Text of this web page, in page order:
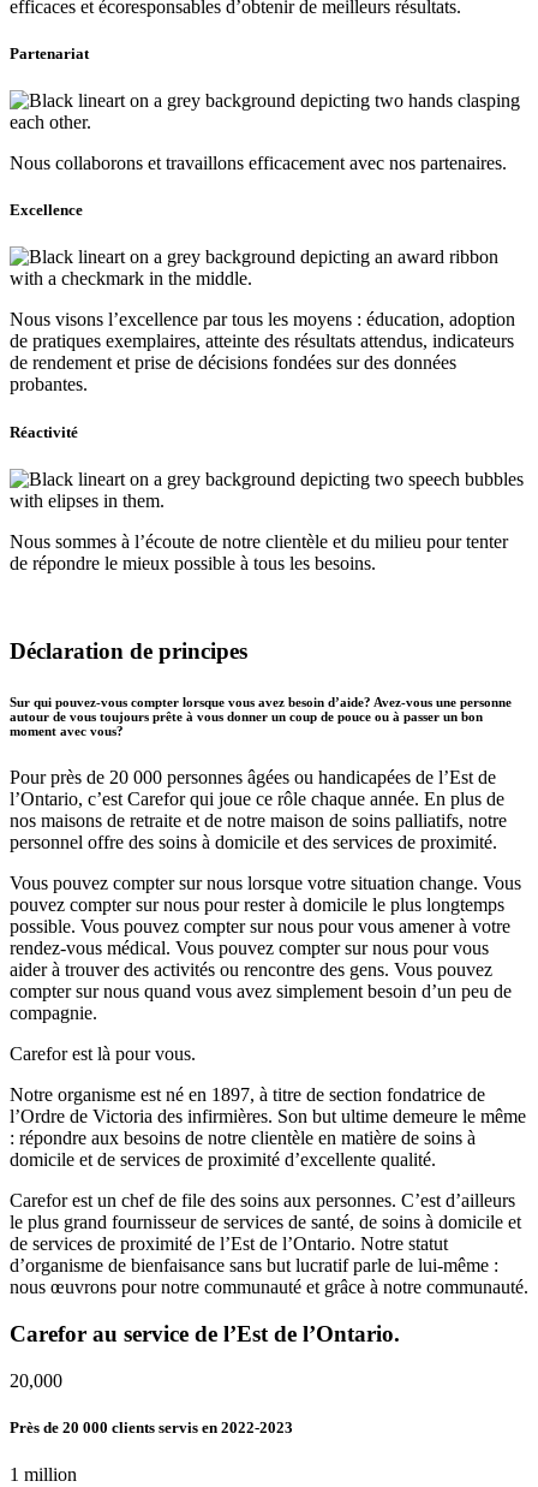
efficaces et écoresponsables d’obtenir de meilleurs résultats.
Partenariat
Nous collaborons et travaillons efficacement avec nos partenaires.
Excellence
Nous visons l’excellence par tous les moyens : éducation, adoption
de pratiques exemplaires, atteinte des résultats attendus, indicateurs
de rendement et prise de décisions fondées sur des données
probantes.
Réactivité
Nous sommes à l’écoute de notre clientèle et du milieu pour tenter
de répondre le mieux possible à tous les besoins.
Déclaration de principes
Sur qui pouvez-vous compter lorsque vous avez besoin d’aide? Avez-vous une personne
autour de vous toujours prête à vous donner un coup de pouce ou à passer un bon
moment avec vous?
Pour près de 20 000 personnes âgées ou handicapées de l’Est de
l’Ontario, c’est Carefor qui joue ce rôle chaque année. En plus de
nos maisons de retraite et de notre maison de soins palliatifs, notre
personnel offre des soins à domicile et des services de proximité.
Vous pouvez compter sur nous lorsque votre situation change. Vous
pouvez compter sur nous pour rester à domicile le plus longtemps
possible. Vous pouvez compter sur nous pour vous amener à votre
rendez-vous médical. Vous pouvez compter sur nous pour vous
aider à trouver des activités ou rencontre des gens. Vous pouvez
compter sur nous quand vous avez simplement besoin d’un peu de
compagnie.
Carefor est là pour vous.
Notre organisme est né en 1897, à titre de section fondatrice de
l’Ordre de Victoria des infirmières. Son but ultime demeure le même
: répondre aux besoins de notre clientèle en matière de soins à
domicile et de services de proximité d’excellente qualité.
Carefor est un chef de file des soins aux personnes. C’est d’ailleurs
le plus grand fournisseur de services de santé, de soins à domicile et
de services de proximité de l’Est de l’Ontario. Notre statut
d’organisme de bienfaisance sans but lucratif parle de lui-même :
nous œuvrons pour notre communauté et grâce à notre communauté.
Carefor au service de l’Est de l’Ontario.
20,000
Près de 20 000 clients servis en 2022-2023
1 million